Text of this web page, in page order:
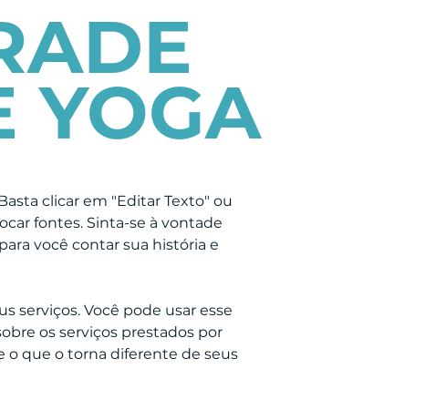
YOGA
clicar em "Editar Texto" ou
fontes. Sinta-se à vontade
você contar sua história e
serviços. Você pode usar esse
os serviços prestados por
o que o torna diferente de seus